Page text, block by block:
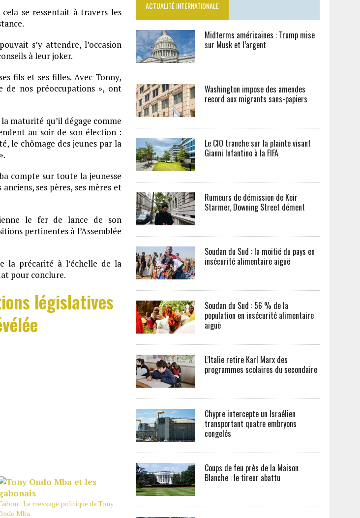
se ressentait à travers les
s’y attendre, l’occasion
à leur joker.
fils et ses filles. Avec Tonny,
de nos préoccupations », ont
maturité qu’il dégage comme
au soir de son élection :
le chômage des jeunes par la
compte sur toute la jeunesse
ses pères, ses mères et
le fer de lance de son
pertinentes à l’Assemblée
la précarité à l’échelle de la
pour conclure.
législatives
: Le message politique de Tony
Mba
ACTUALITÉ INTERNATIONALE
Midterms américaines : Trump mise
sur Musk et l’argent
Washington impose des amendes
record aux migrants sans-papiers
Le CIO tranche sur la plainte visant
Gianni Infantino à la FIFA
Rumeurs de démission de Keir
Starmer, Downing Street dément
Soudan du Sud : la moitié du pays en
insécurité alimentaire aiguë
Soudan du Sud : 56 % de la
population en insécurité alimentaire
aiguë
L’Italie retire Karl Marx des
programmes scolaires du secondaire
Chypre intercepte un Israélien
transportant quatre embryons
congelés
Coups de feu près de la Maison
Blanche : le tireur abattu